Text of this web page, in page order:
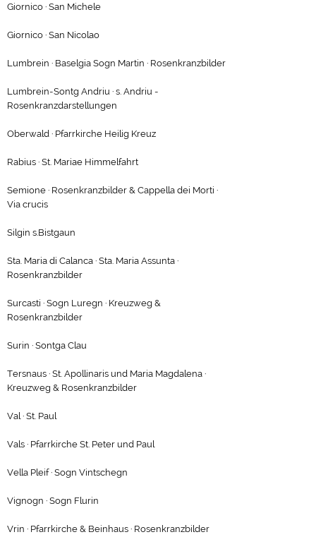
Giornico · San Michele
Giornico · San Nicolao
Lumbrein · Baselgia Sogn Martin · Rosenkranzbilder
Lumbrein-Sontg Andriu · s. Andriu -
Rosenkranzdarstellungen
Oberwald · Pfarrkirche Heilig Kreuz
Rabius · St. Mariae Himmelfahrt
Semione · Rosenkranzbilder & Cappella dei Morti ·
Via crucis
Silgin s.Bistgaun
Sta. Maria di Calanca · Sta. Maria Assunta ·
Rosenkranzbilder
Surcasti · Sogn Luregn · Kreuzweg &
Rosenkranzbilder
Surin · Sontga Clau
Tersnaus · St. Apollinaris und Maria Magdalena ·
Kreuzweg & Rosenkranzbilder
Val · St. Paul
Vals · Pfarrkirche St. Peter und Paul
Vella Pleif · Sogn Vintschegn
Vignogn · Sogn Flurin
Vrin · Pfarrkirche & Beinhaus · Rosenkranzbilder